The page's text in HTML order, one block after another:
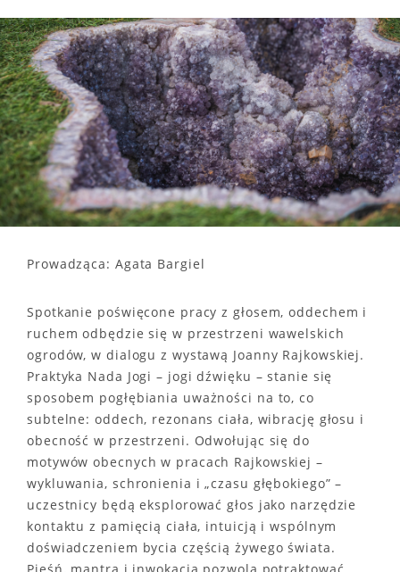
Prowadząca: Agata Bargiel
Spotkanie poświęcone pracy z głosem, oddechem i
ruchem odbędzie się w przestrzeni wawelskich
ogrodów, w dialogu z wystawą Joanny Rajkowskiej.
Praktyka Nada Jogi – jogi dźwięku – stanie się
sposobem pogłębiania uważności na to, co
subtelne: oddech, rezonans ciała, wibrację głosu i
obecność w przestrzeni. Odwołując się do
motywów obecnych w pracach Rajkowskiej –
wykluwania, schronienia i „czasu głębokiego” –
uczestnicy będą eksplorować głos jako narzędzie
kontaktu z pamięcią ciała, intuicją i wspólnym
doświadczeniem bycia częścią żywego świata.